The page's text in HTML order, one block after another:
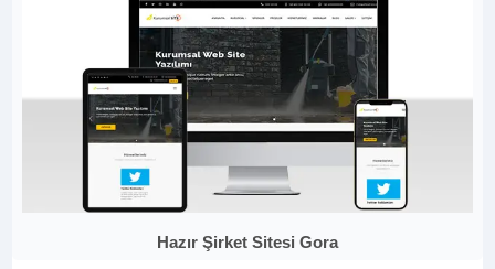
Hazır Şirket Sitesi Gora